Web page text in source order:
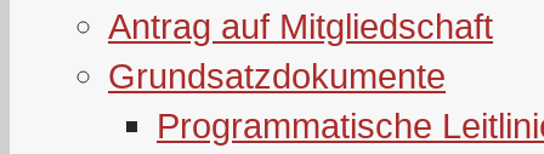
Antrag auf Mitgliedschaft
Grundsatzdokumente
Programmatische